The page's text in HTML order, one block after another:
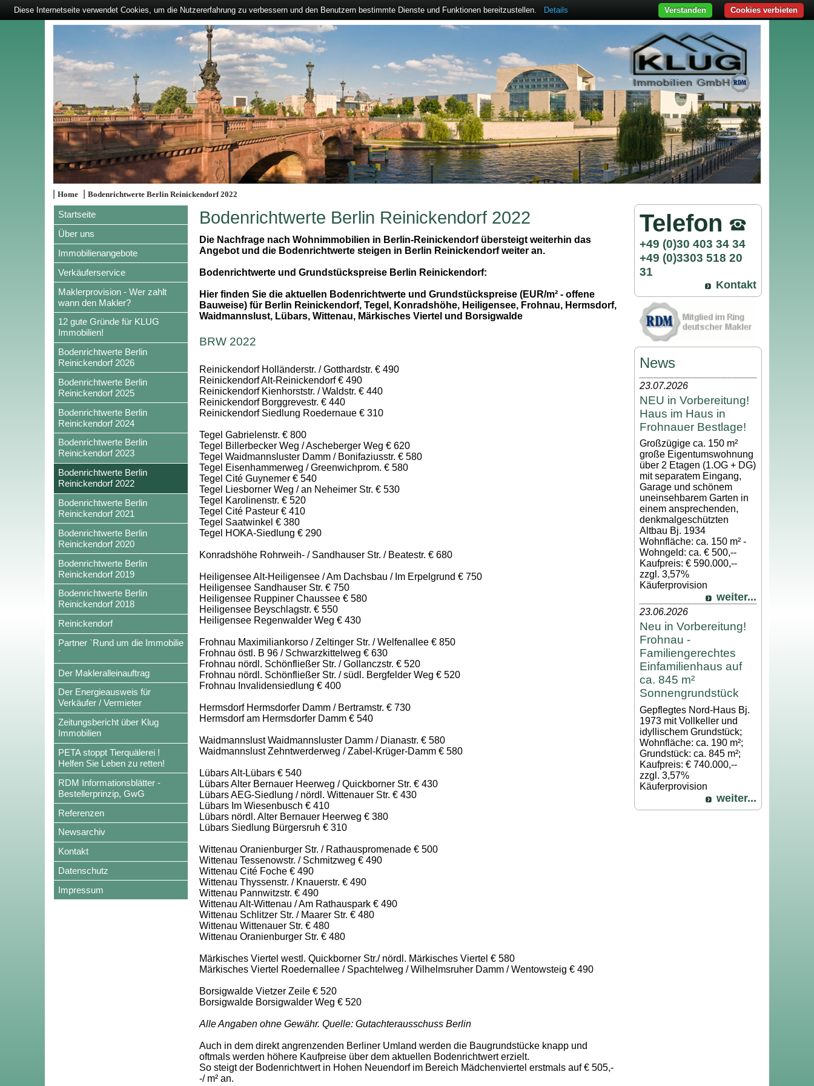
|Home |Bodenrichtwerte Berlin Reinickendorf 2022
Startseite
Über uns
Immobilienangebote
Verkäuferservice
Maklerprovision - Wer zahlt
wann den Makler?
12 gute Gründe für KLUG
Immobilien!
Bodenrichtwerte Berlin
Reinickendorf 2026
Bodenrichtwerte Berlin
Reinickendorf 2025
Bodenrichtwerte Berlin
Reinickendorf 2024
Bodenrichtwerte Berlin
Reinickendorf 2023
Bodenrichtwerte Berlin
Reinickendorf 2022
Bodenrichtwerte Berlin
Reinickendorf 2021
Bodenrichtwerte Berlin
Reinickendorf 2020
Bodenrichtwerte Berlin
Reinickendorf 2019
Bodenrichtwerte Berlin
Reinickendorf 2018
Reinickendorf
Partner `Rund um die Immobilie
´
Der Makleralleinauftrag
Der Energieausweis für
Verkäufer / Vermieter
Zeitungsbericht über Klug
Immobilien
PETA stoppt Tierquälerei !
Helfen Sie Leben zu retten!
RDM Informationsblätter -
Bestellerprinzip, GwG
Referenzen
Newsarchiv
Kontakt
Datenschutz
Impressum
Bodenrichtwerte Berlin Reinickendorf 2022
Die Nachfrage nach Wohnimmobilien in Berlin-Reinickendorf übersteigt weiterhin das
Angebot und die Bodenrichtwerte steigen in Berlin Reinickendorf weiter an.
Bodenrichtwerte und Grundstückspreise Berlin Reinickendorf:
Hier finden Sie die aktuellen Bodenrichtwerte und Grundstückspreise (EUR/m² - offene
Bauweise) für Berlin Reinickendorf, Tegel, Konradshöhe, Heiligensee, Frohnau, Hermsdorf,
Waidmannslust, Lübars, Wittenau, Märkisches Viertel und Borsigwalde
BRW 2022
Reinickendorf Holländerstr. / Gotthardstr. € 490
Reinickendorf Alt-Reinickendorf € 490
Reinickendorf Kienhorststr. / Waldstr. € 440
Reinickendorf Borggrevestr. € 440
Reinickendorf Siedlung Roedernaue € 310
Tegel Gabrielenstr. € 800
Tegel Billerbecker Weg / Ascheberger Weg € 620
Tegel Waidmannsluster Damm / Bonifaziusstr. € 580
Tegel Eisenhammerweg / Greenwichprom. € 580
Tegel Cité Guynemer € 540
Tegel Liesborner Weg / an Neheimer Str. € 530
Tegel Karolinenstr. € 520
Tegel Cité Pasteur € 410
Tegel Saatwinkel € 380
Tegel HOKA-Siedlung € 290
Konradshöhe Rohrweih- / Sandhauser Str. / Beatestr. € 680
Heiligensee Alt-Heiligensee / Am Dachsbau / Im Erpelgrund € 750
Heiligensee Sandhauser Str. € 750
Heiligensee Ruppiner Chaussee € 580
Heiligensee Beyschlagstr. € 550
Heiligensee Regenwalder Weg € 430
Frohnau Maximiliankorso / Zeltinger Str. / Welfenallee € 850
Frohnau östl. B 96 / Schwarzkittelweg € 630
Frohnau nördl. Schönfließer Str. / Gollanczstr. € 520
Frohnau nördl. Schönfließer Str. / südl. Bergfelder Weg € 520
Frohnau Invalidensiedlung € 400
Hermsdorf Hermsdorfer Damm / Bertramstr. € 730
Hermsdorf am Hermsdorfer Damm € 540
Waidmannslust Waidmannsluster Damm / Dianastr. € 580
Waidmannslust Zehntwerderweg / Zabel-Krüger-Damm € 580
Lübars Alt-Lübars € 540
Lübars Alter Bernauer Heerweg / Quickborner Str. € 430
Lübars AEG-Siedlung / nördl. Wittenauer Str. € 430
Lübars Im Wiesenbusch € 410
Lübars nördl. Alter Bernauer Heerweg € 380
Lübars Siedlung Bürgersruh € 310
Wittenau Oranienburger Str. / Rathauspromenade € 500
Wittenau Tessenowstr. / Schmitzweg € 490
Wittenau Cité Foche € 490
Wittenau Thyssenstr. / Knauerstr. € 490
Wittenau Pannwitzstr. € 490
Wittenau Alt-Wittenau / Am Rathauspark € 490
Wittenau Schlitzer Str. / Maarer Str. € 480
Wittenau Wittenauer Str. € 480
Wittenau Oranienburger Str. € 480
Märkisches Viertel westl. Quickborner Str./ nördl. Märkisches Viertel € 580
Märkisches Viertel Roedernallee / Spachtelweg / Wilhelmsruher Damm / Wentowsteig € 490
Borsigwalde Vietzer Zeile € 520
Borsigwalde Borsigwalder Weg € 520
Alle Angaben ohne Gewähr. Quelle: Gutachterausschuss Berlin
Auch in dem direkt angrenzenden Berliner Umland werden die Baugrundstücke knapp und
oftmals werden höhere Kaufpreise über dem aktuellen Bodenrichtwert erzielt.
So steigt der Bodenrichtwert in Hohen Neuendorf im Bereich Mädchenviertel erstmals auf € 505,-
-/ m² an.
Telefon
+49 (0)30 403 34 34
+49 (0)3303 518 20
31
Kontakt
News
23.07.2026
NEU in Vorbereitung!
Haus im Haus in
Frohnauer Bestlage!
Großzügige ca. 150 m²
große Eigentumswohnung
über 2 Etagen (1.OG + DG)
mit separatem Eingang,
Garage und schönem
uneinsehbarem Garten in
einem ansprechenden,
denkmalgeschützten
Altbau Bj. 1934
Wohnfläche: ca. 150 m² -
Wohngeld: ca. € 500,--
Kaufpreis: € 590.000,--
zzgl. 3,57%
Käuferprovision
weiter...
23.06.2026
Neu in Vorbereitung!
Frohnau -
Familiengerechtes
Einfamilienhaus auf
ca. 845 m²
Sonnengrundstück
Gepflegtes Nord-Haus Bj.
1973 mit Vollkeller und
idyllischem Grundstück;
Wohnfläche: ca. 190 m²;
Grundstück: ca. 845 m²;
Kaufpreis: € 740.000,--
zzgl. 3,57%
Käuferprovision
weiter...
Diese Internetseite verwendet Cookies, um die Nutzererfahrung zu verbessern und den Benutzern bestimmte Dienste und Funktionen bereitzustellen. Details Cookies verbieten
Verstanden